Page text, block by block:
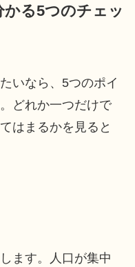
る5つのチェッ
いなら、5つのポイ
どれか一つだけで
はまるかを見ると
ます。人口が集中